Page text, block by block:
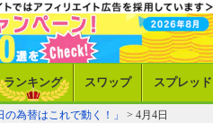
ランキング スワップ スプレッド
為替はこれで動く！」
> 4月4日